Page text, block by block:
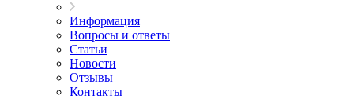
Информация
Вопросы и ответы
Статьи
Новости
Отзывы
Контакты